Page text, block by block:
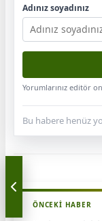
Adınız soyadınız
Yorumlarınız editör
Bu habere henüz
ÖNCEKI HABER